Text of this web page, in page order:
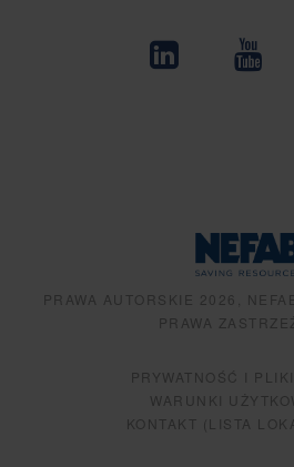
PRAWA AUTORSKIE 2026,
PRAWA
PRYWATNOŚĆ I
WARUNKI
KONTAKT (LISTA